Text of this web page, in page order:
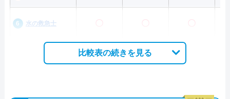
水の救急士 〇 〇 〇
比較表の続きを見る